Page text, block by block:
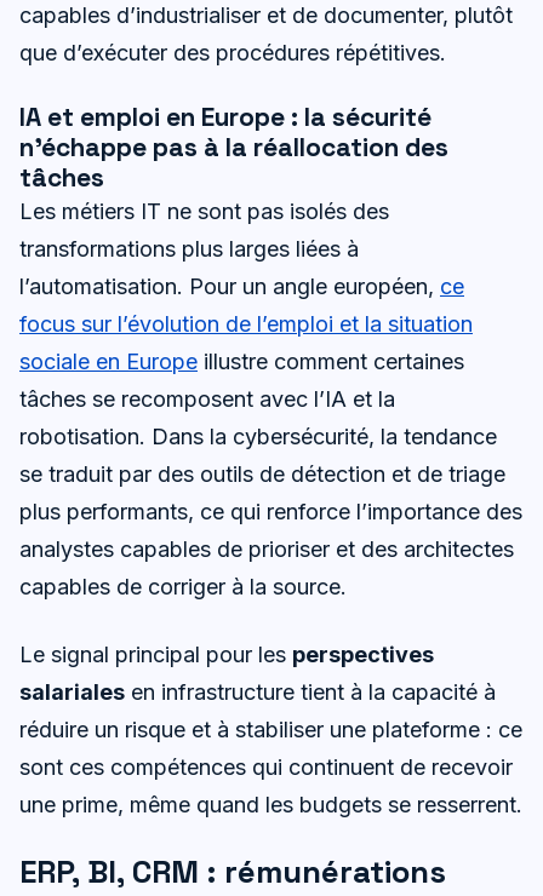
capables d’industrialiser et de documenter, plutôt
que d’exécuter des procédures répétitives.
IA et emploi en Europe : la sécurité
n’échappe pas à la réallocation des
tâches
Les métiers IT ne sont pas isolés des
transformations plus larges liées à
l’automatisation. Pour un angle européen, ce
focus sur l’évolution de l’emploi et la situation
sociale en Europe illustre comment certaines
tâches se recomposent avec l’IA et la
robotisation. Dans la cybersécurité, la tendance
se traduit par des outils de détection et de triage
plus performants, ce qui renforce l’importance des
analystes capables de prioriser et des architectes
capables de corriger à la source.
Le signal principal pour les perspectives
salariales en infrastructure tient à la capacité à
réduire un risque et à stabiliser une plateforme : ce
sont ces compétences qui continuent de recevoir
une prime, même quand les budgets se resserrent.
ERP, BI, CRM : rémunérations